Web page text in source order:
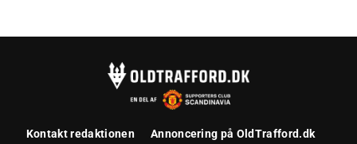
Kontakt redaktionen Annoncering på OldTrafford.dk